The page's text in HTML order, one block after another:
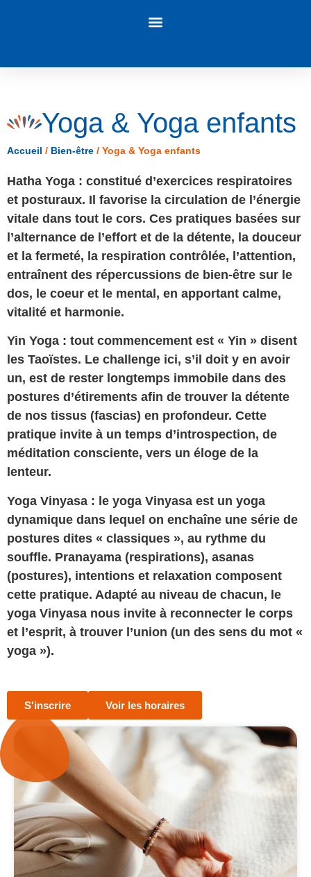
Yoga & Yoga enfants
Accueil / Bien-être / Yoga & Yoga enfants
Hatha Yoga : constitué d’exercices respiratoires
et posturaux. Il favorise la circulation de l’énergie
vitale dans tout le cors. Ces pratiques basées sur
l’alternance de l’effort et de la détente, la douceur
et la fermeté, la respiration contrôlée, l’attention,
entraînent des répercussions de bien-être sur le
dos, le coeur et le mental, en apportant calme,
vitalité et harmonie.
Yin Yoga : tout commencement est « Yin » disent
les Taoïstes. Le challenge ici, s’il doit y en avoir
un, est de rester longtemps immobile dans des
postures d’étirements afin de trouver la détente
de nos tissus (fascias) en profondeur. Cette
pratique invite à un temps d’introspection, de
méditation consciente, vers un éloge de la
lenteur.
Yoga Vinyasa : le yoga Vinyasa est un yoga
dynamique dans lequel on enchaîne une série de
postures dites « classiques », au rythme du
souffle. Pranayama (respirations), asanas
(postures), intentions et relaxation composent
cette pratique. Adapté au niveau de chacun, le
yoga Vinyasa nous invite à reconnecter le corps
et l’esprit, à trouver l’union (un des sens du mot «
yoga »).
S'inscrire Voir les horaires